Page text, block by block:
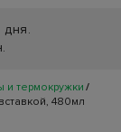
и термокружки
480мл